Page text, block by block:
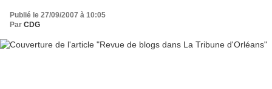
Publié le 27/09/2007 à 10:05
Par CDG